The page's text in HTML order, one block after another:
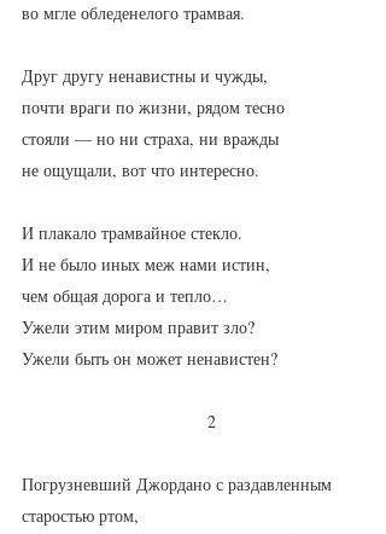
во мгле обледенелого трамвая.
Друг другу ненавистны и чужды,
почти враги по жизни, рядом тесно
стояли — но ни страха, ни вражды
не ощущали, вот что интересно.
И плакало трамвайное стекло.
И не было иных меж нами истин,
чем общая дорога и тепло…
Ужели этим миром правит зло?
Ужели быть он может ненавистен?
2
Погрузневший Джордано с раздавленным
старостью ртом,